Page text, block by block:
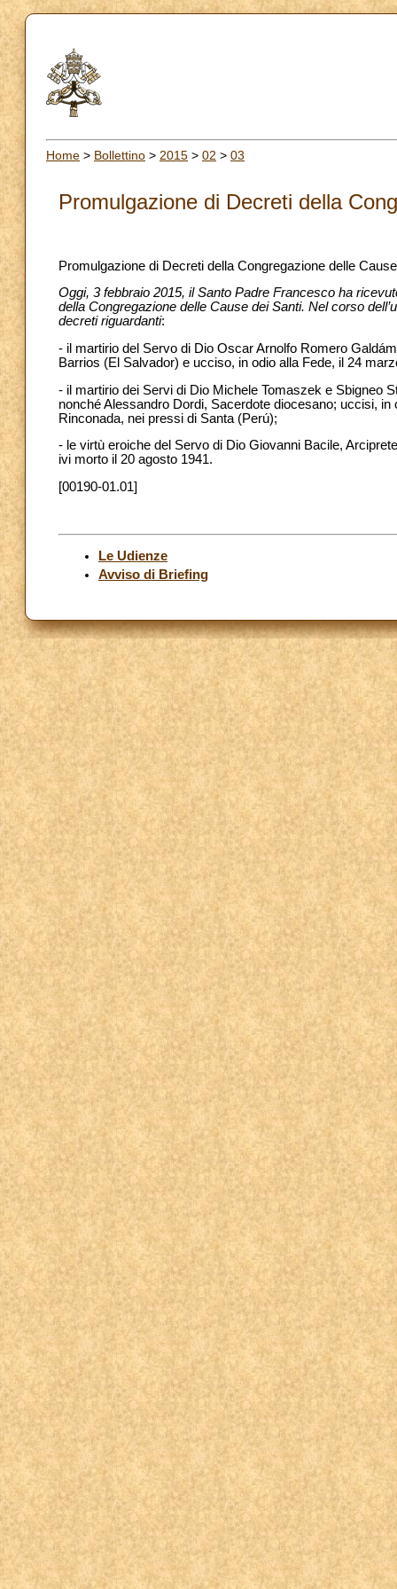
Home > Bollettino > 2015 > 02 > 03
Promulgazione di Decreti della
Promulgazione di Decreti della Congregazione delle
Oggi, 3 febbraio 2015, il Santo Padre Francesco ha
della Congregazione delle Cause dei Santi. Nel corso
decreti riguardanti:
- il martirio del Servo di Dio Oscar Arnolfo Romero
Barrios (El Salvador) e ucciso, in odio alla Fede, il 24
- il martirio dei Servi di Dio Michele Tomaszek e Sbigneo
nonché Alessandro Dordi, Sacerdote diocesano; uccisi,
Rinconada, nei pressi di Santa (Perú);
- le virtù eroiche del Servo di Dio Giovanni Bacile,
ivi morto il 20 agosto 1941.
[00190-01.01]
Le Udienze
Avviso di Briefing